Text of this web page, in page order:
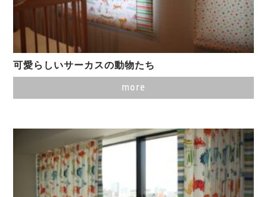
可愛らしいサーカスの動物たち
more